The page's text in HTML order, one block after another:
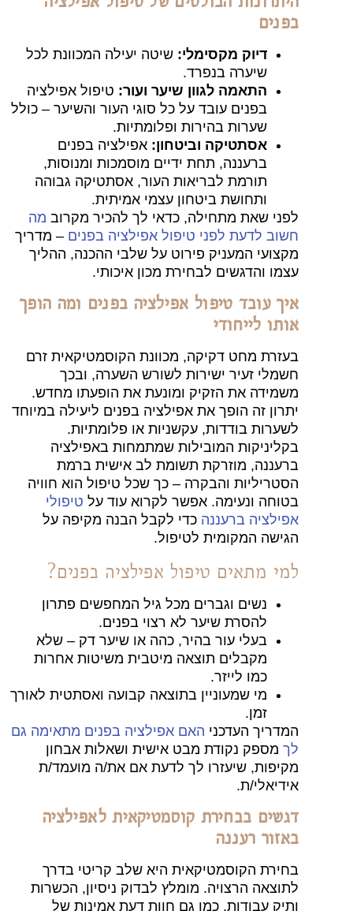
דיוק מקסימלי: שיטה יעילה המכוונת לכל
שיערה בנפרד.
התאמה לגוון שיער ועור: טיפול אפילציה
בפנים עובד על כל סוגי העור והשיער – כולל
שערות בהירות ופלומתיות.
אסתטיקה וביטחון:אפילציה בפנים
ברעננה, תחת ידיים מוסמכות ומנוסות,
תורמת לבריאות העור, אסתטיקה גבוהה
ותחושת ביטחון עצמי אמיתית.
שאת מתחילה, כדאי לך להכיר מקרובמה
לדעת לפני טיפול אפילציה בפנים– מדריך
המעניק פירוט על שלבי ההכנה, ההליך
והדגשים לבחירת מכון איכותי.
עובד טיפול אפילציה בפנים ומה הופך
לייחודי
מחט דקיקה, מכוונת הקוסמטיקאית זרם
זעיר ישירות לשורש השערה, ובכך
את הזקיק ומונעת את הופעתו מחדש.
זה הופך את אפילציה בפנים ליעילה במיוחד
בודדות, עקשניות או פלומתיות.
המובילות שמתמחות באפילציה
מוזרקת תשומת לב אישית ברמת
והבקרה – כך שכל טיפול הוא חוויה
ונעימה. אפשר לקרוא עוד עלטיפולי
ברעננהכדי לקבל הבנה מקיפה על
המקומית לטיפול.
מתאים טיפול אפילציה בפנים?
נשים וגברים מכל גיל המחפשים פתרון
להסרת שיער לא רצוי בפנים.
בעלי עור בהיר, כהה או שיער דק – שלא
מקבלים תוצאה מיטבית משיטות אחרות
מי שמעוניין בתוצאה קבועה ואסתטית לאורך
העדכניהאם אפילציה בפנים מתאימה גם
מספק נקודת מבט אישית ושאלות אבחון
שיעזרו לך לדעת אם את/ה מועמד/ת
בבחירת קוסמטיקאית לאפילציה
רעננה
הקוסמטיקאית היא שלב קריטי בדרך
הרצויה. מומלץ לבדוק ניסיון, הכשרות
עבודות, כמו גם חוות דעת אמינות של